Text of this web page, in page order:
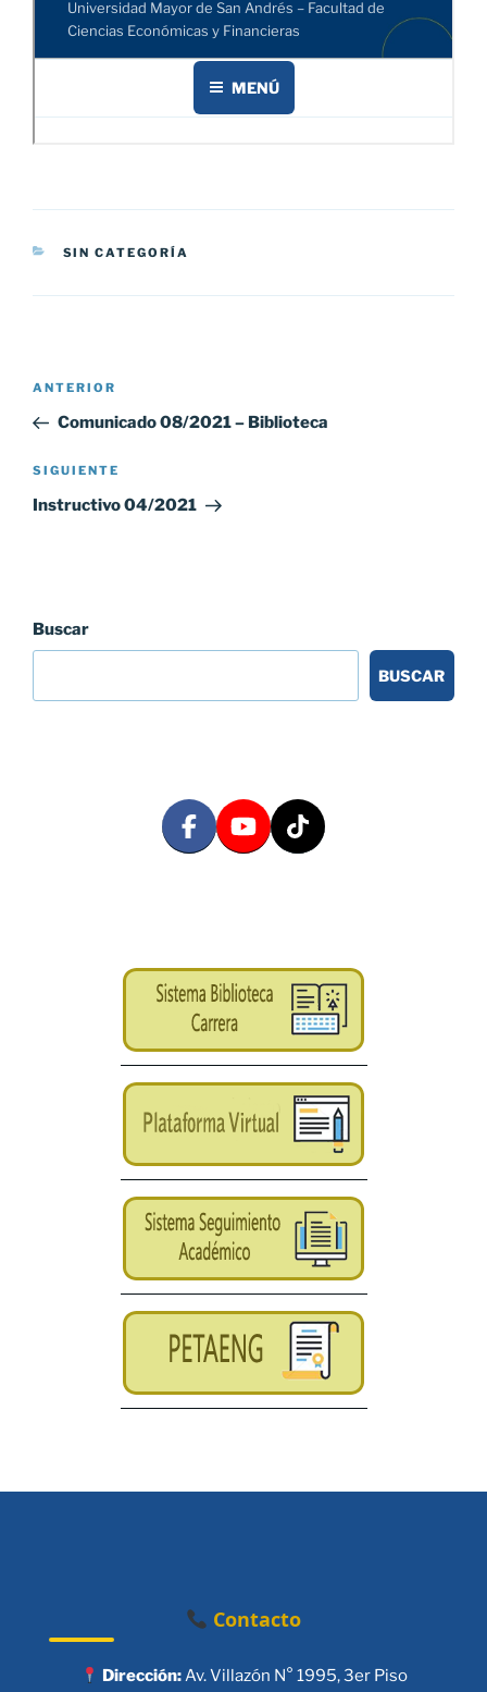
CATEGORÍAS
SIN CATEGORÍA
Navegación
entradas
Entrada
anterior:
ANTERIOR
Comunicado 08/2021 – Biblioteca
Siguiente
entrada
SIGUIENTE
Instructivo 04/2021
Buscar
BUSCAR
Contacto
Dirección:Av. Villazón N° 1995, 3er Piso